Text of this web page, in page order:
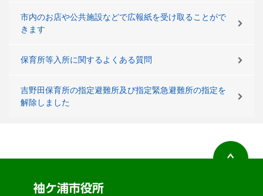
市内のお店や公共施設などで広報紙を受け取ることがで
きます
保育所等入所に関するよくある質問
吉野田保育所の指定避難所及び指定緊急避難所の指定を
解除しました
袖ケ浦市役所